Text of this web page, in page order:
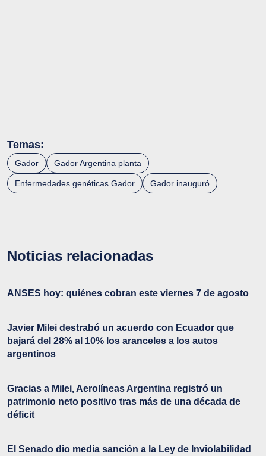
Temas:
Gador Gador Argentina planta
Enfermedades genéticas Gador Gador inauguró
Noticias relacionadas
ANSES hoy: quiénes cobran este viernes 7 de agosto
Javier Milei destrabó un acuerdo con Ecuador que
bajará del 28% al 10% los aranceles a los autos
argentinos
Gracias a Milei, Aerolíneas Argentina registró un
patrimonio neto positivo tras más de una década de
déficit
El Senado dio media sanción a la Ley de Inviolabilidad